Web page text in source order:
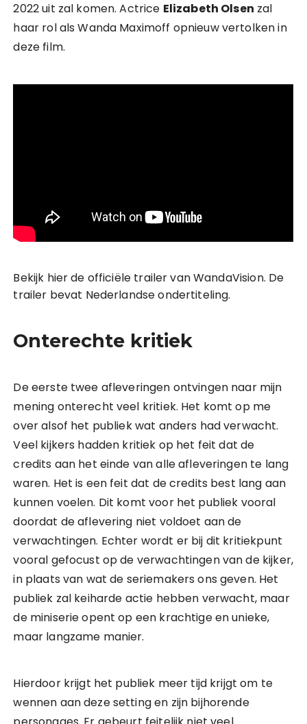
2022 uit zal komen. Actrice Elizabeth Olsen zal
haar rol als Wanda Maximoff opnieuw vertolken in
deze film.
Bekijk hier de officiële trailer van WandaVision. De
trailer bevat Nederlandse ondertiteling.
Onterechte kritiek
De eerste twee afleveringen ontvingen naar mijn
mening onterecht veel kritiek. Het komt op me
over alsof het publiek wat anders had verwacht.
Veel kijkers hadden kritiek op het feit dat de
credits aan het einde van alle afleveringen te lang
waren. Het is een feit dat de credits best lang aan
kunnen voelen. Dit komt voor het publiek vooral
doordat de aflevering niet voldoet aan de
verwachtingen. Echter wordt er bij dit kritiekpunt
vooral gefocust op de verwachtingen van de kijker,
in plaats van wat de seriemakers ons geven. Het
publiek zal keiharde actie hebben verwacht, maar
de miniserie opent op een krachtige en unieke,
maar langzame manier.
Hierdoor krijgt het publiek meer tijd krijgt om te
wennen aan deze setting en zijn bijhorende